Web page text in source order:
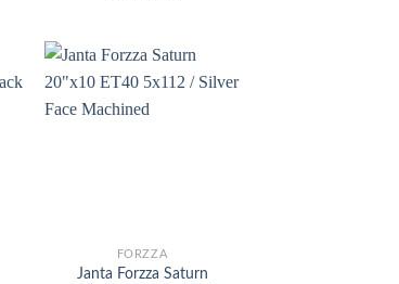
FORZZA
Janta Forzza Saturn